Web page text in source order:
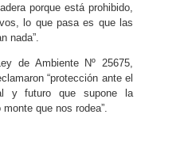
porque está prohibido,
lo que pasa es que las
nada”.
de Ambiente Nº 25675,
“protección ante el
y futuro que supone la
que nos rodea”.